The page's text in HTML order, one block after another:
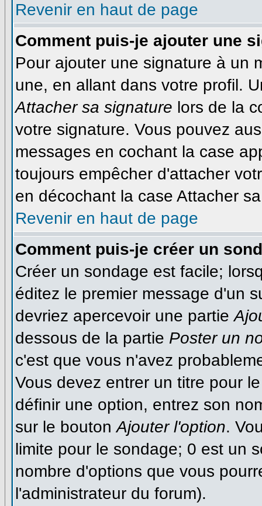
Revenir en haut de page
Comment puis-je ajouter une
Pour ajouter une signature à un
une, en allant dans votre profil.
Attacher sa signature lors de la
votre signature. Vous pouvez
messages en cochant la case
toujours empêcher d'attacher
en décochant la case Attacher
Revenir en haut de page
Comment puis-je créer un
Créer un sondage est facile;
éditez le premier message d'un
devriez apercevoir une partie
dessous de la partie Poster un
c'est que vous n'avez
Vous devez entrer un titre pour
définir une option, entrez son
sur le boutonAjouter l'option.
limite pour le sondage; 0 est un
nombre d'options que vous
l'administrateur du forum).